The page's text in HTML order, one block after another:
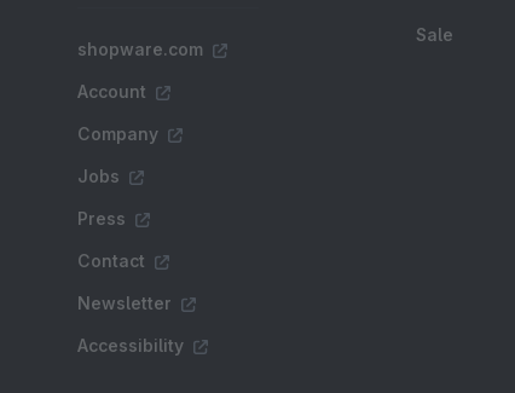
shopware.com
Account
Company
Jobs
Press
Contact
Newsletter
Accessibility
Sale